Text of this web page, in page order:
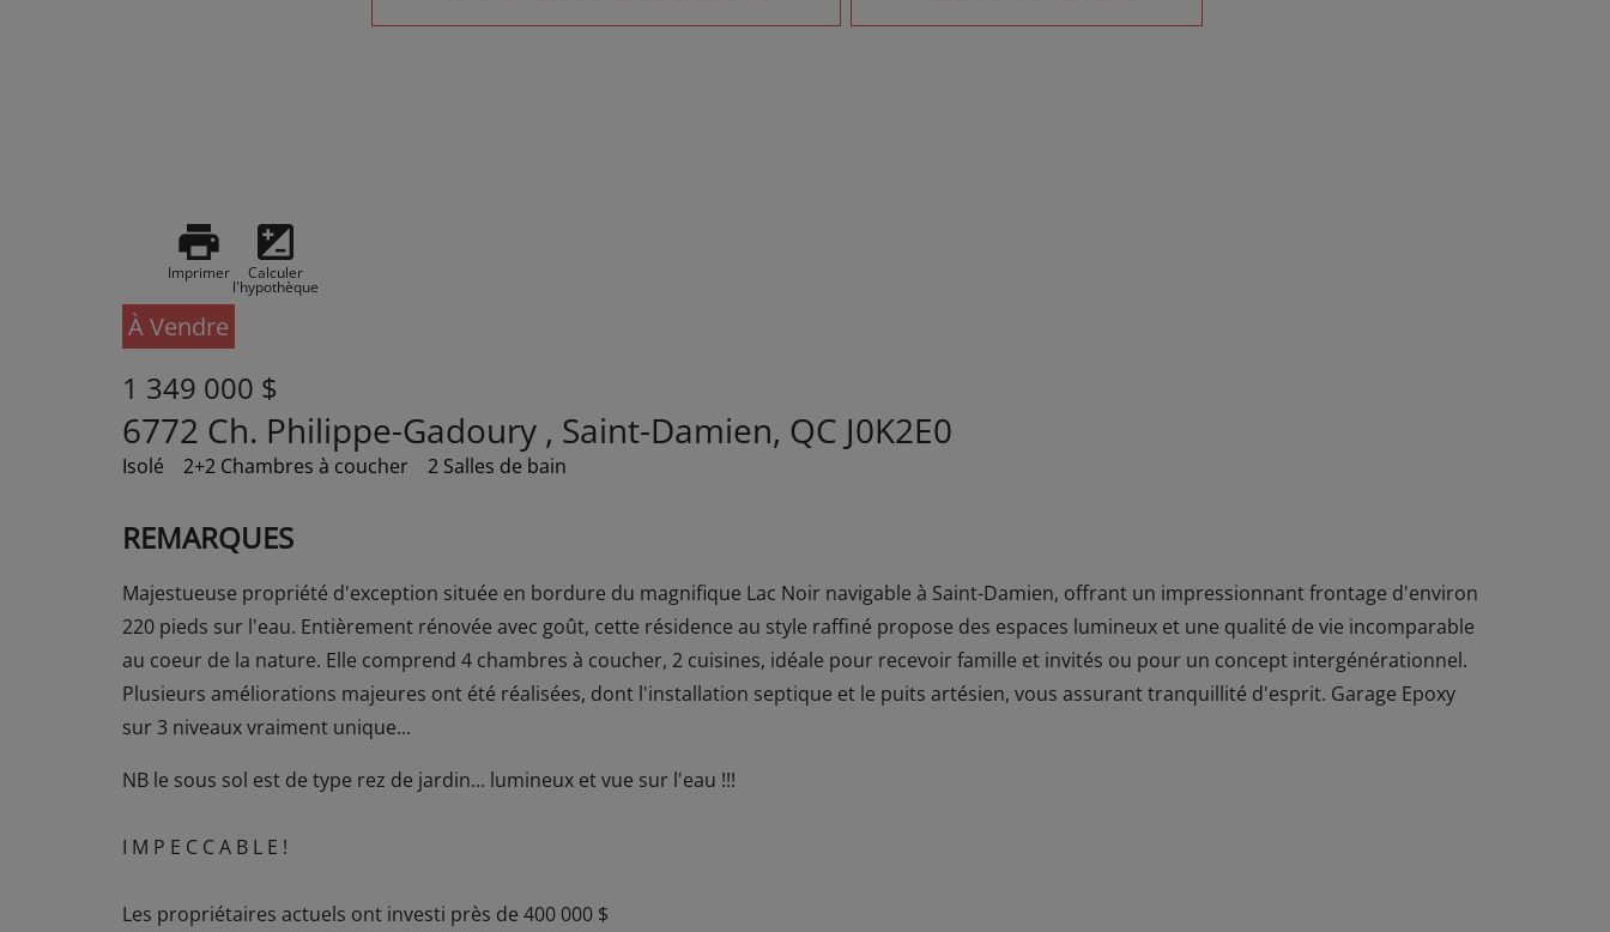
print
Imprimer
iso
Calculer
l'hypothèque
À Vendre
1 349 000 $
6772 Ch. Philippe-Gadoury , Saint-Damien, QC J0K2E0
Isolé 2+2 Chambres à coucher 2 Salles de bain
REMARQUES
Majestueuse propriété d'exception située en bordure du magnifique Lac Noir navigable à Saint-Damien, offrant un impressionnant frontage d'environ
220 pieds sur l'eau. Entièrement rénovée avec goût, cette résidence au style raffiné propose des espaces lumineux et une qualité de vie incomparable
au coeur de la nature. Elle comprend 4 chambres à coucher, 2 cuisines, idéale pour recevoir famille et invités ou pour un concept intergénérationnel.
Plusieurs améliorations majeures ont été réalisées, dont l'installation septique et le puits artésien, vous assurant tranquillité d'esprit. Garage Epoxy
sur 3 niveaux vraiment unique...
NB le sous sol est de type rez de jardin... lumineux et vue sur l'eau !!!
I M P E C C A B L E !
Les propriétaires actuels ont investi près de 400 000 $